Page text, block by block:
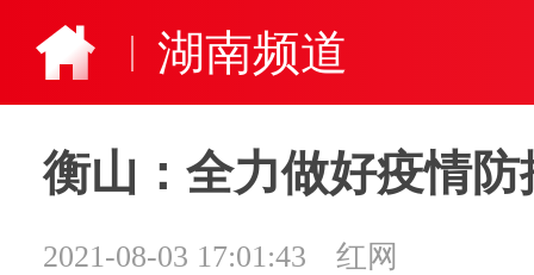
湖南频道
衡山：全力做好疫情
2021-08-03 17:01:43
红网